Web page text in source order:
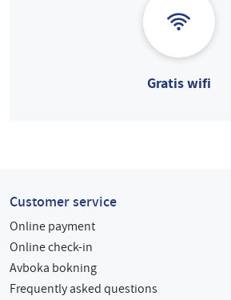
Gratis wifi
Customer service
Online payment
Online check-in
Avboka bokning
Frequently asked questions